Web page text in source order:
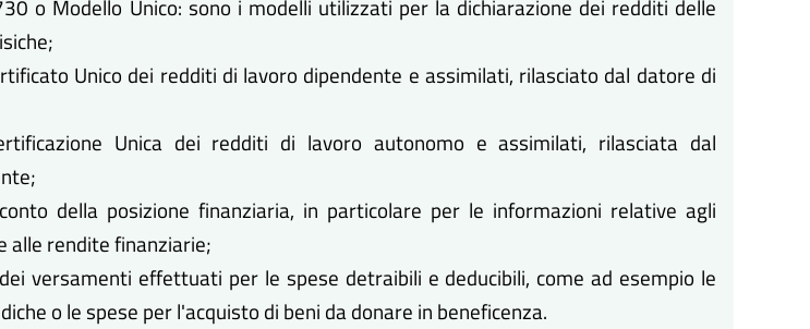
o Modello Unico: sono i modelli utilizzati per la dichiarazione dei redditi delle
Unico dei redditi di lavoro dipendente e assimilati, rilasciato dal datore di
Unica dei redditi di lavoro autonomo e assimilati, rilasciata dal
della posizione finanziaria, in particolare per le informazioni relative agli
alle rendite finanziarie;
versamenti effettuati per le spese detraibili e deducibili, come ad esempio le
o le spese per l'acquisto di beni da donare in beneficenza.